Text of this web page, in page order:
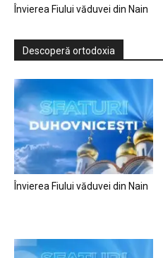
Învierea Fiului văduvei din Nain
Descoperă ortodoxia
Învierea Fiului văduvei din Nain